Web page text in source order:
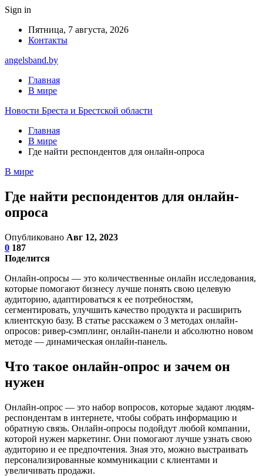
Sign in
Пятница, 7 августа, 2026
Контакты
angelsband.by
Главная
В мире
Новости Бреста и Брестской области
Главная
В мире
Где найти респондентов для онлайн-опроса
В мире
Где найти респондентов для онлайн-
опроса
Опубликовано Авг 12, 2023
0 187
Поделится
Онлайн-опросы — это количественные онлайн исследования,
которые помогают бизнесу лучше понять свою целевую
аудиторию, адаптироваться к ее потребностям,
сегментировать, улучшить качество продукта и расширить
клиентскую базу. В статье расскажем о 3 методах онлайн-
опросов: ривер-сэмплинг, онлайн-панели и абсолютно новом
методе — динамическая онлайн-панель.
Что такое онлайн-опрос и зачем он
нужен
Онлайн-опрос — это набор вопросов, которые задают людям-
респондентам в интернете, чтобы собрать информацию и
обратную связь. Онлайн-опросы подойдут любой компании,
которой нужен маркетинг. Они помогают лучше узнать свою
аудиторию и ее предпочтения. Зная это, можно выстраивать
персонализированные коммуникации с клиентами и
увеличивать продажи.